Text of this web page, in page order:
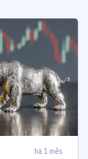
há 1 mês